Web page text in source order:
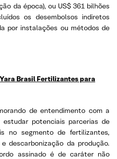
da época), ou US$ 361 bilhões
os desembolsos indiretos
por instalações ou métodos de
Brasil Fertilizantes para
de entendimento com a
potenciais parcerias de
no segmento de fertilizantes,
descarbonização da produção.
assinado é de caráter não